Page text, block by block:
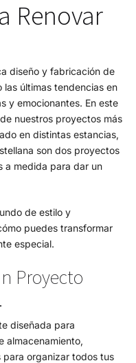
Renovar
diseño y fabricación de
las últimas tendencias en
y emocionantes. En este
nuestros proyectos más
en distintas estancias,
son dos proyectos
a medida para dar un
de estilo y
puedes transformar
especial.
Proyecto
diseñada para
almacenamiento,
organizar todos tus